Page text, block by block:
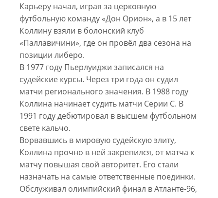
Карьеру начал, играя за церковную
футбольную команду «Дон Орион», а в 15 лет
Коллину взяли в болонский клуб
«Паллавичини», где он провёл два сезона на
позиции либеро.
В 1977 году Пьерлуиджи записался на
судейские курсы. Через три года он судил
матчи регионального значения. В 1988 году
Коллина начинает судить матчи Серии С. В
1991 году дебютировал в высшем футбольном
свете кальчо.
Ворвавшись в мировую судейскую элиту,
Коллина прочно в ней закрепился, от матча к
матчу повышая свой авторитет. Его стали
назначать на самые ответственные поединки.
Обслуживал олимпийский финал в Атланте-96,